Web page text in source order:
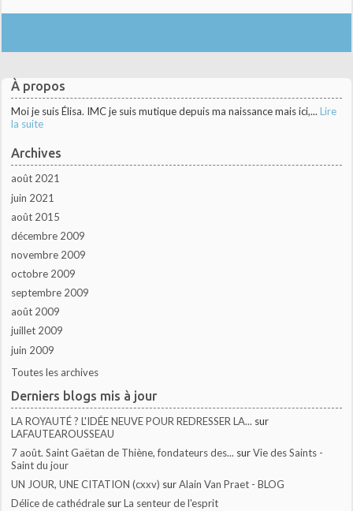
À propos
Moi je suis Élisa. IMC je suis mutique depuis ma naissance mais ici,... Lire
la suite
Archives
août 2021
juin 2021
août 2015
décembre 2009
novembre 2009
octobre 2009
septembre 2009
août 2009
juillet 2009
juin 2009
Toutes les archives
Derniers blogs mis à jour
LA ROYAUTÉ ? L'IDÉE NEUVE POUR REDRESSER LA... sur
LAFAUTEAROUSSEAU
7 août. Saint Gaëtan de Thiène, fondateurs des... surVie des Saints -
Saint du jour
UN JOUR, UNE CITATION (cxxv) surAlain Van Praet - BLOG
Délice de cathédrale surLa senteur de l'esprit